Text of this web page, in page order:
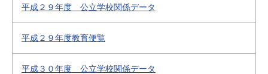
平成２９年度 公立学校関係データ
平成２９年度教育便覧
平成３０年度 公立学校関係データ